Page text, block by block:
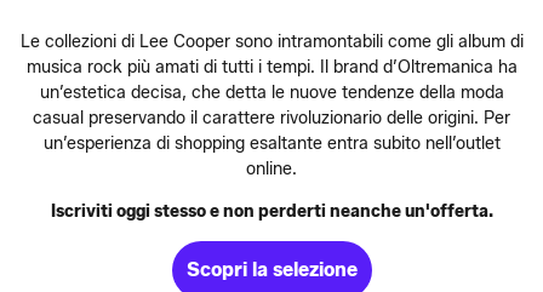
Le collezioni di Lee Cooper sono intramontabili come gli album di
musica rock più amati di tutti i tempi. Il brand d’Oltremanica ha
un’estetica decisa, che detta le nuove tendenze della moda
casual preservando il carattere rivoluzionario delle origini. Per
un’esperienza di shopping esaltante entra subito nell’outlet
online.
Iscriviti oggi stesso e non perderti neanche un'offerta.
Scopri la selezione